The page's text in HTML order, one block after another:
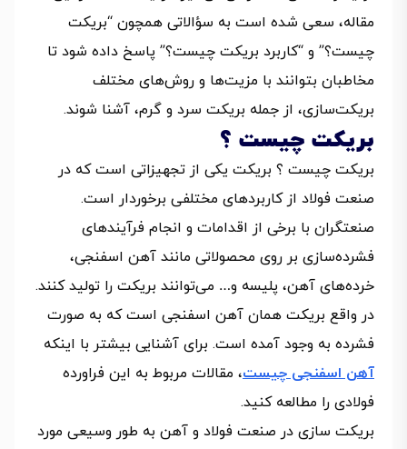
مقاله، سعی شده است به سؤالاتی همچون “بریکت
چیست؟” و “کاربرد بریکت چیست؟” پاسخ داده شود تا
مخاطبان بتوانند با مزیت‌ها و روش‌های مختلف
بریکت‌سازی، از جمله بریکت سرد و گرم، آشنا شوند.
بریکت چیست ؟
بریکت چیست ؟ بریکت یکی از تجهیزاتی است که در
صنعت فولاد از کاربردهای مختلفی برخوردار است.
صنعتگران با برخی از اقدامات و انجام فرآیندهای
فشرده‌سازی بر روی محصولاتی مانند آهن اسفنجی،
خرده‌های آهن، پلیسه و… می‌توانند بریکت را تولید کنند.
در واقع بریکت همان آهن اسفنجی است که به صورت
فشرده به وجود آمده است. برای آشنایی بیشتر با اینکه
آهن اسفنجی چیست، مقالات مربوط به این فراورده
فولادی را مطالعه کنید.
بریکت سازی در صنعت فولاد و آهن به طور وسیعی مورد